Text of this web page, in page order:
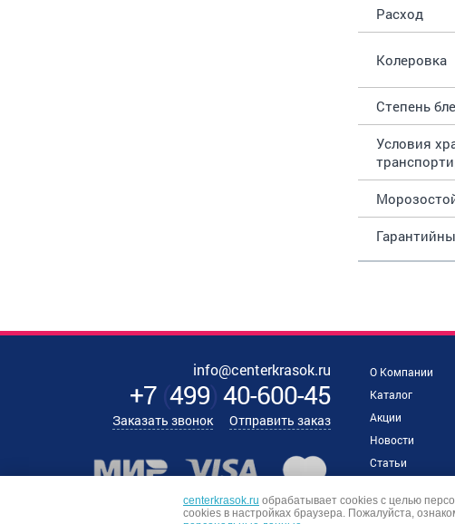
Расход
Колеровка
Степень
Условия
info@centerkrasok.ru
+7( 499 40-600-45
Заказать звонок Отправить заказ
О Компании
Каталог
Акции
Новости
Статьи
Отзывы
centerkrasok.ru обрабатывает cookies с целью
сookies в настройках браузера. Пожалуйста,